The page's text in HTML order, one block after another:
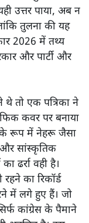
से तुलना करने की
कार्यकाल की
युग में सबको
अनुपम थी
उत्तर पाया, अब न
तुलना की यह
2026 में तथ्य
और पार्टी और